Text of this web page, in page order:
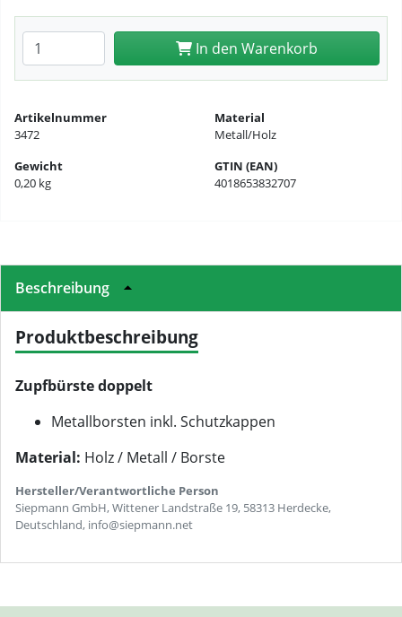
Anzahl eingeben In den Warenkorb
Artikelnummer
3472
Material
Metall/Holz
Gewicht
0,20 kg
GTIN (EAN)
4018653832707
Beschreibung
Produktbeschreibung
Zupfbürste doppelt
Metallborsten inkl. Schutzkappen
Material: Holz / Metall / Borste
Hersteller/Verantwortliche Person
Siepmann GmbH, Wittener Landstraße 19, 58313 Herdecke,
Deutschland, info@siepmann.net